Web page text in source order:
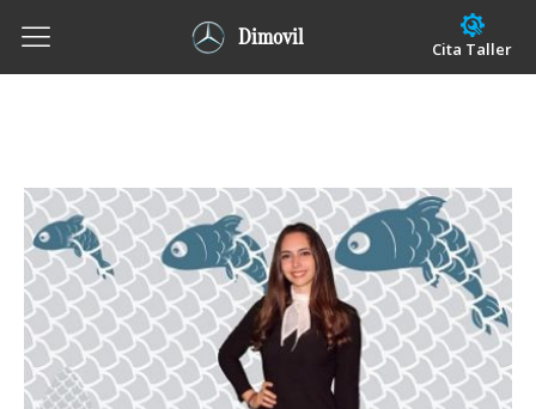
Dimovil Cita Taller